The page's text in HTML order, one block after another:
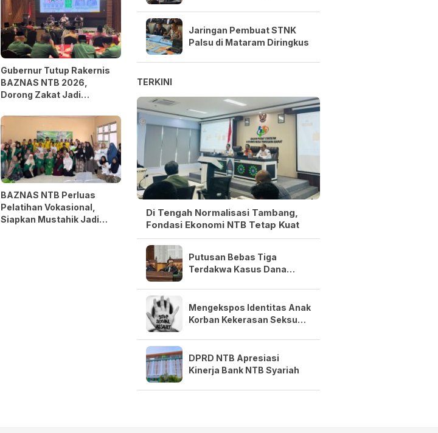
Gubernur Tutup Rakernis
BAZNAS NTB 2026,
Dorong Zakat Jadi
Kemiskinan
BAZNAS NTB Perluas
Pelatihan Vokasional,
Siapkan Mustahik Jadi
Jaringan Pembuat STNK
Palsu di Mataram Diringkus
TERKINI
Di Tengah Normalisasi Tambang,
Fondasi Ekonomi NTB Tetap Kuat
Putusan Bebas Tiga
Terdakwa Kasus Dana
Mengekspos Identitas Anak
Korban Kekerasan Seksual
DPRD NTB Apresiasi
Kinerja Bank NTB Syariah